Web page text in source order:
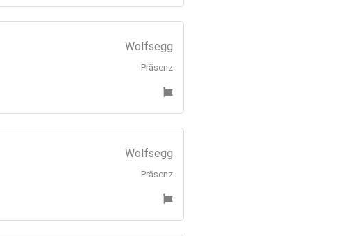
Wolfsegg
Präsenz
Wolfsegg
Präsenz